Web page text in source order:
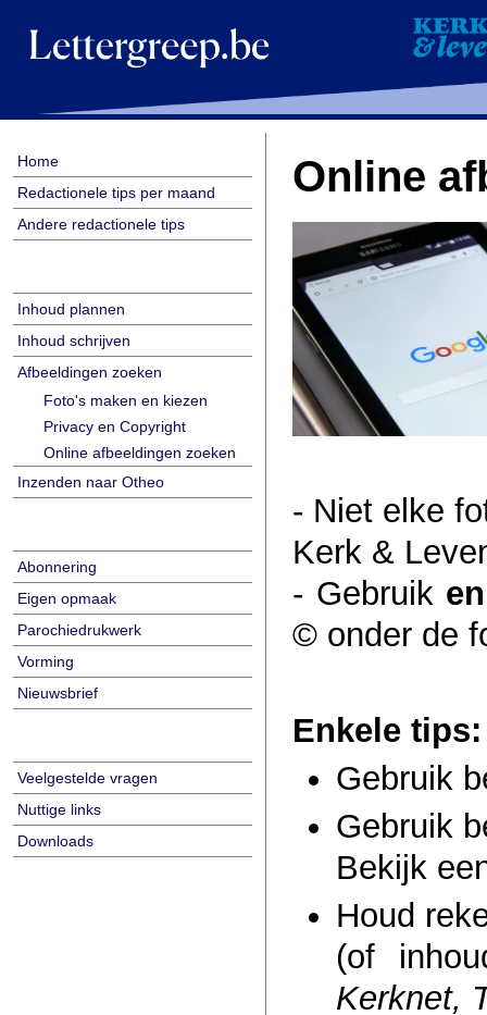
Home
Redactionele tips per maand
Andere redactionele tips
Inhoud plannen
Inhoud schrijven
Afbeeldingen zoeken
Foto's maken en kiezen
Privacy en Copyright
Online afbeeldingen zoeken
Inzenden naar Otheo
Abonnering
Eigen opmaak
Parochiedrukwerk
Vorming
Nieuwsbrief
Veelgestelde vragen
Nuttige links
Downloads
Online
- Niet elke
Kerk &
- Gebruik
© onder de
Enkele tips:
Gebruik
Gebruik
Bekijk
Houd
(of
Kerknet,